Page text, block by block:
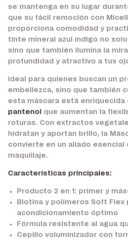
se mantenga en su lugar
que su fácil remoción con
proporciona comodidad y
tinte mineral azul índigo no
sino que también ilumina la
profundidad y atractivo a tus
Ideal para quienes buscan un
embellezca, sino que también
esta máscara está enriquecida
pantenol que aumentan la
roturas. Con extractos
hidratan y aportan brillo, la
convierte en un aliado esencial
maquillaje.
Características principales:
Producto 2 en 1: primer y
Biotina y polímeros Soft Flex
acondicionamiento óptimo
Fórmula resistente al agua
Cepillo voluminizador con